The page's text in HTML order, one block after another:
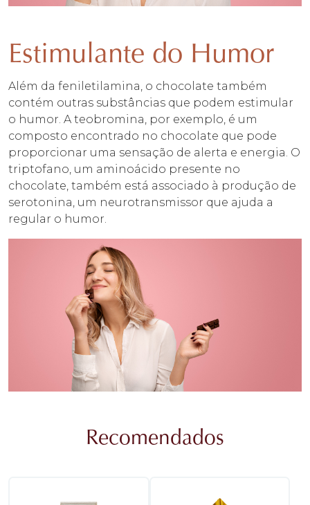
Estimulante do Humor
Além da feniletilamina, o chocolate também
contém outras substâncias que podem estimular
o humor. A teobromina, por exemplo, é um
composto encontrado no chocolate que pode
proporcionar uma sensação de alerta e energia. O
triptofano, um aminoácido presente no
chocolate, também está associado à produção de
serotonina, um neurotransmissor que ajuda a
regular o humor.
Recomendados